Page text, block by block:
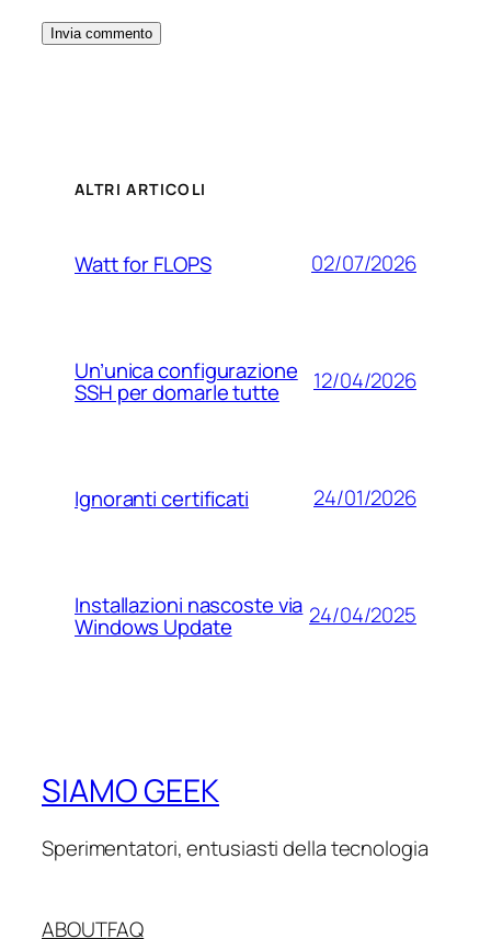
ALTRI ARTICOLI
Watt for FLOPS 02/07/2026
Un’unica configurazione
SSH per domarle tutte 12/04/2026
Ignoranti certificati 24/01/2026
Installazioni nascoste via
Windows Update 24/04/2025
SIAMO GEEK
Sperimentatori, entusiasti della tecnologia
ABOUTFAQ